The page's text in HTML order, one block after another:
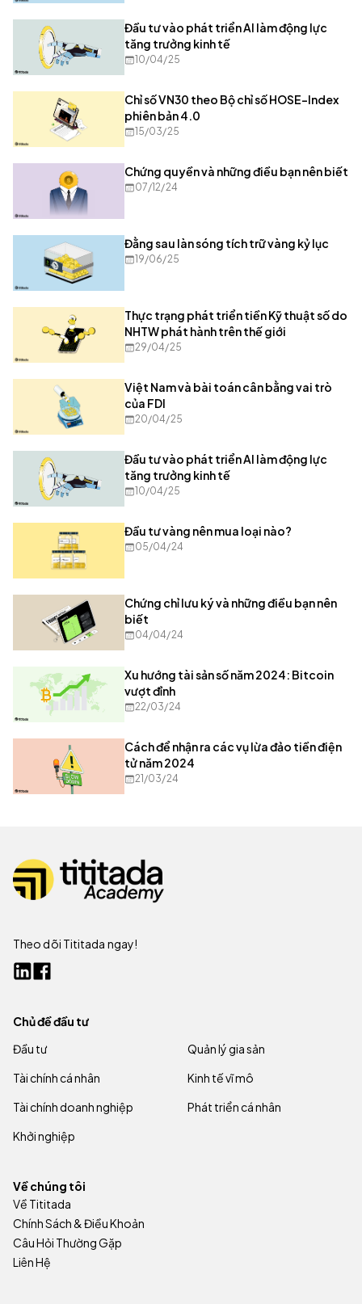
Đầu tư vào phát triển AI làm động lực
tăng trưởng kinh tế
10/04/25
Chỉ số VN30 theo Bộ chỉ số HOSE-Index
phiên bản 4.0
15/03/25
Chứng quyền và những điều bạn nên biết
07/12/24
Đằng sau làn sóng tích trữ vàng kỷ lục
19/06/25
Thực trạng phát triển tiền Kỹ thuật số do
NHTW phát hành trên thế giới
29/04/25
Việt Nam và bài toán cân bằng vai trò
của FDI
20/04/25
Đầu tư vào phát triển AI làm động lực
tăng trưởng kinh tế
10/04/25
Đầu tư vàng nên mua loại nào?
05/04/24
Chứng chỉ lưu ký và những điều bạn nên
biết
04/04/24
Xu hướng tài sản số năm 2024: Bitcoin
vượt đỉnh
22/03/24
Cách để nhận ra các vụ lừa đảo tiền điện
tử năm 2024
21/03/24
Theo dõi Tititada ngay!
Chủ đề đầu tư
Đầu tư
Quản lý gia sản
Tài chính cá nhân
Kinh tế vĩ mô
Tài chính doanh nghiệp
Phát triển cá nhân
Khởi nghiệp
Về chúng tôi
Về Tititada
Chính Sách & Điều Khoản
Câu Hỏi Thường Gặp
Liên Hệ